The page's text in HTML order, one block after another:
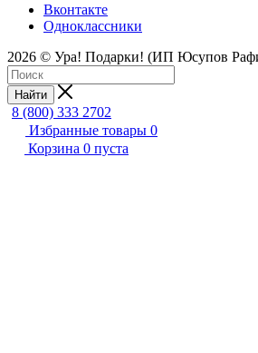
Вконтакте
Одноклассники
2026 © Ура! Подарки! (ИП Юсупов
Найти
8 (800) 333 2702
Избранные товары 0
Корзина 0 пуста